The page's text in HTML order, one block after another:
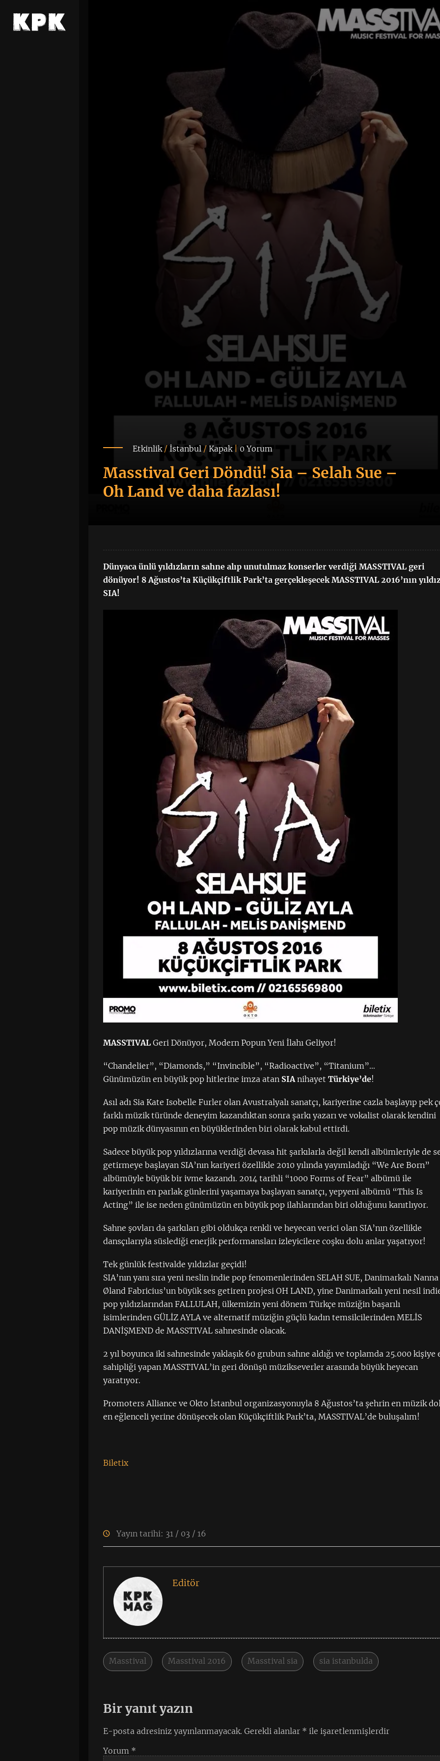
Etkinlik/ İstanbul /Kapak| 0 Yorum
Masstival Geri Döndü! Sia – Selah Sue –
Oh Land ve daha fazlası!
Dünyaca ünlü yıldızların sahne alıp unutulmaz konserler verdiği MASSTIVAL geri
dönüyor! 8 Ağustos’ta Küçükçiftlik Park’ta gerçekleşecek MASSTIVAL 2016’nın
SIA!
MASSTIVAL Geri Dönüyor, Modern Popun Yeni İlahı Geliyor!
“Chandelier”, “Diamonds,” “Invincible”, “Radioactive”, “Titanium”…
Günümüzün en büyük pop hitlerine imza atan SIA nihayetTürkiye’de!
Asıl adı Sia Kate Isobelle Furler olan Avustralyalı sanatçı, kariyerine cazla başlayıp pek
farklı müzik türünde deneyim kazandıktan sonra şarkı yazarı ve vokalist olarak kendini
pop müzik dünyasının en büyüklerinden biri olarak kabul ettirdi.
Sadece büyük pop yıldızlarına verdiği devasa hit şarkılarla değil kendi albümleriyle de
getirmeye başlayan SIA’nın kariyeri özellikle 2010 yılında yayımladığı “We Are Born”
albümüyle büyük bir ivme kazandı. 2014 tarihli “1000 Forms of Fear” albümü ile
kariyerinin en parlak günlerini yaşamaya başlayan sanatçı, yepyeni albümü “This Is
Acting” ile ise neden günümüzün en büyük pop ilahlarından biri olduğunu kanıtlıyor.
Sahne şovları da şarkıları gibi oldukça renkli ve heyecan verici olan SIA’nın özellikle
dansçılarıyla süslediği enerjik performansları izleyicilere coşku dolu anlar yaşatıyor!
Tek günlük festivalde yıldızlar geçidi!
SIA’nın yanı sıra yeni neslin indie pop fenomenlerinden SELAH SUE, Danimarkalı Nanna
Øland Fabricius’un büyük ses getiren projesi OH LAND, yine Danimarkalı yeni nesil
pop yıldızlarından FALLULAH, ülkemizin yeni dönem Türkçe müziğin başarılı
isimlerinden GÜLİZ AYLA ve alternatif müziğin güçlü kadın temsilcilerinden MELİS
DANİŞMEND de MASSTIVAL sahnesinde olacak.
2 yıl boyunca iki sahnesinde yaklaşık 60 grubun sahne aldığı ve toplamda 25.000 kişiye
sahipliği yapan MASSTIVAL’in geri dönüşü müzikseverler arasında büyük heyecan
yaratıyor.
Promoters Alliance ve Okto İstanbul organizasyonuyla 8 Ağustos’ta şehrin en müzik
en eğlenceli yerine dönüşecek olan Küçükçiftlik Park’ta, MASSTIVAL’de buluşalım!
Biletix
Yayın tarihi: 31 / 03 / 16
Editör
Masstival Masstival 2016 Masstival sia sia istanbulda
Bir yanıt yazın
E-posta adresiniz yayınlanmayacak. Gerekli alanlar * ile işaretlenmişlerdir
Yorum *